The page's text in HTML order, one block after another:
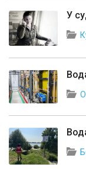
У